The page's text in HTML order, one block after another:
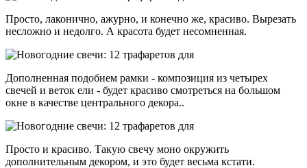
Просто, лаконично, ажурно, и конечно же, красиво. Вырезать
несложно и недолго. А красота будет несомненная.
Дополненная подобием рамки - композиция из четырех
свечей и веток ели - будет красиво смотреться на большом
окне в качестве центрального декора..
Просто и красиво. Такую свечу моно окружить
дополнительным декором, и это будет весьма кстати.